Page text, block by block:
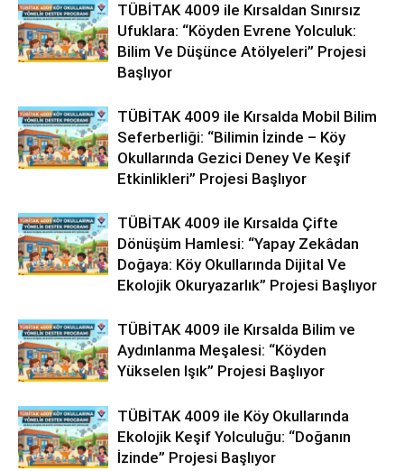
TÜBİTAK 4009 ile Kırsaldan Sınırsız
Ufuklara: “Köyden Evrene Yolculuk:
Bilim Ve Düşünce Atölyeleri” Projesi
Başlıyor
TÜBİTAK 4009 ile Kırsalda Mobil Bilim
Seferberliği: “Bilimin İzinde – Köy
Okullarında Gezici Deney Ve Keşif
Etkinlikleri” Projesi Başlıyor
TÜBİTAK 4009 ile Kırsalda Çifte
Dönüşüm Hamlesi: “Yapay Zekâdan
Doğaya: Köy Okullarında Dijital Ve
Ekolojik Okuryazarlık” Projesi Başlıyor
TÜBİTAK 4009 ile Kırsalda Bilim ve
Aydınlanma Meşalesi: “Köyden
Yükselen Işık” Projesi Başlıyor
TÜBİTAK 4009 ile Köy Okullarında
Ekolojik Keşif Yolculuğu: “Doğanın
İzinde” Projesi Başlıyor